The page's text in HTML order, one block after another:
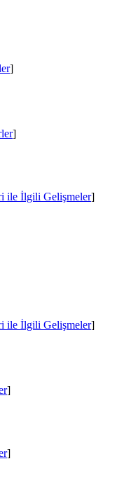
]
]
ile İlgili Gelişmeler]
ile İlgili Gelişmeler]
]
]